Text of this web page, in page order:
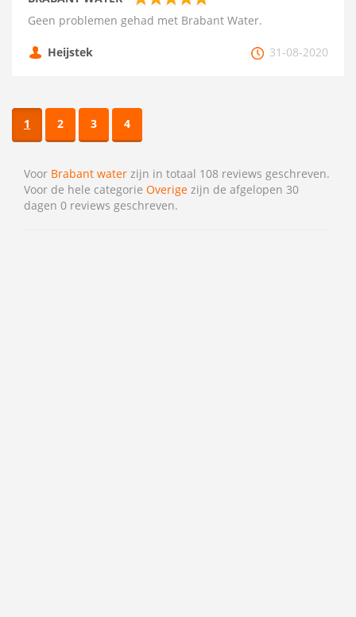
Geen problemen gehad met Brabant Water.
Heijstek 31-08-2020
1 2 3 4
Voor Brabant water zijn in totaal 108 reviews geschreven.
Voor de hele categorie Overige zijn de afgelopen 30
dagen 0 reviews geschreven.